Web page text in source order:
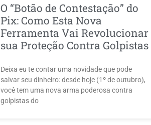
O “Botão de Contestação” do
Pix: Como Esta Nova
Ferramenta Vai Revolucionar
sua Proteção Contra Golpistas
Deixa eu te contar uma novidade que pode
salvar seu dinheiro: desde hoje (1º de outubro),
você tem uma nova arma poderosa contra
golpistas do